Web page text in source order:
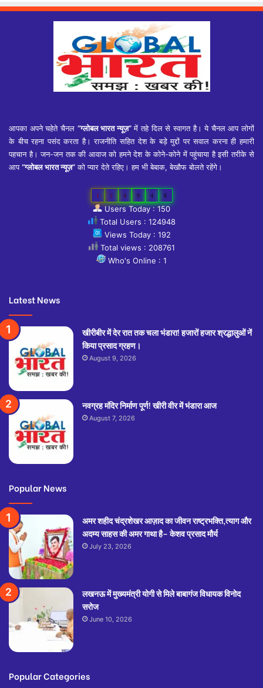
आपका अपने चहेते चैनल “ग्लोबल भारत न्यूज़”में तहे दिल से स्वागत है। ये चैनल आप लोगों
के बीच रहना पसंद करता है। राजनीति सहित देश के बड़े मुद्दों पर सवाल करना ही हमारी
पहचान है। जन-जन तक की आवाज को हमने देश के कोने-कोने में पहुंचाया है इसी तरीके से
आप“ग्लोबल भारत न्यूज़”को प्यार देते रहिए। हम भी बेबाक, बेखौफ बोलते रहेंगे।
1 2 4 9 4 8
Users Today : 150
Total Users : 124948
Views Today : 192
Total views : 208761
Who's Online : 1
Latest News
खीरीबीर में देर रात तक चला भंडारा! हजारों हजार श्रद्धालुओं नें
किया प्रसाद ग्रहण।
August 9, 2026
नवग्रह मंदिर निर्माण पूर्ण! खीरी वीर में भंडारा आज
August 7, 2026
Popular News
अमर शहीद चंद्रशेखर आज़ाद का जीवन राष्ट्रभक्ति,त्याग और
अदम्य साहस की अमर गाथा है– केशव प्रसाद मौर्य
July 23, 2026
लखनऊ में मुख्यमंत्री योगी से मिले बाबागंज विधायक विनोद
सरोज
June 10, 2026
Popular Categories